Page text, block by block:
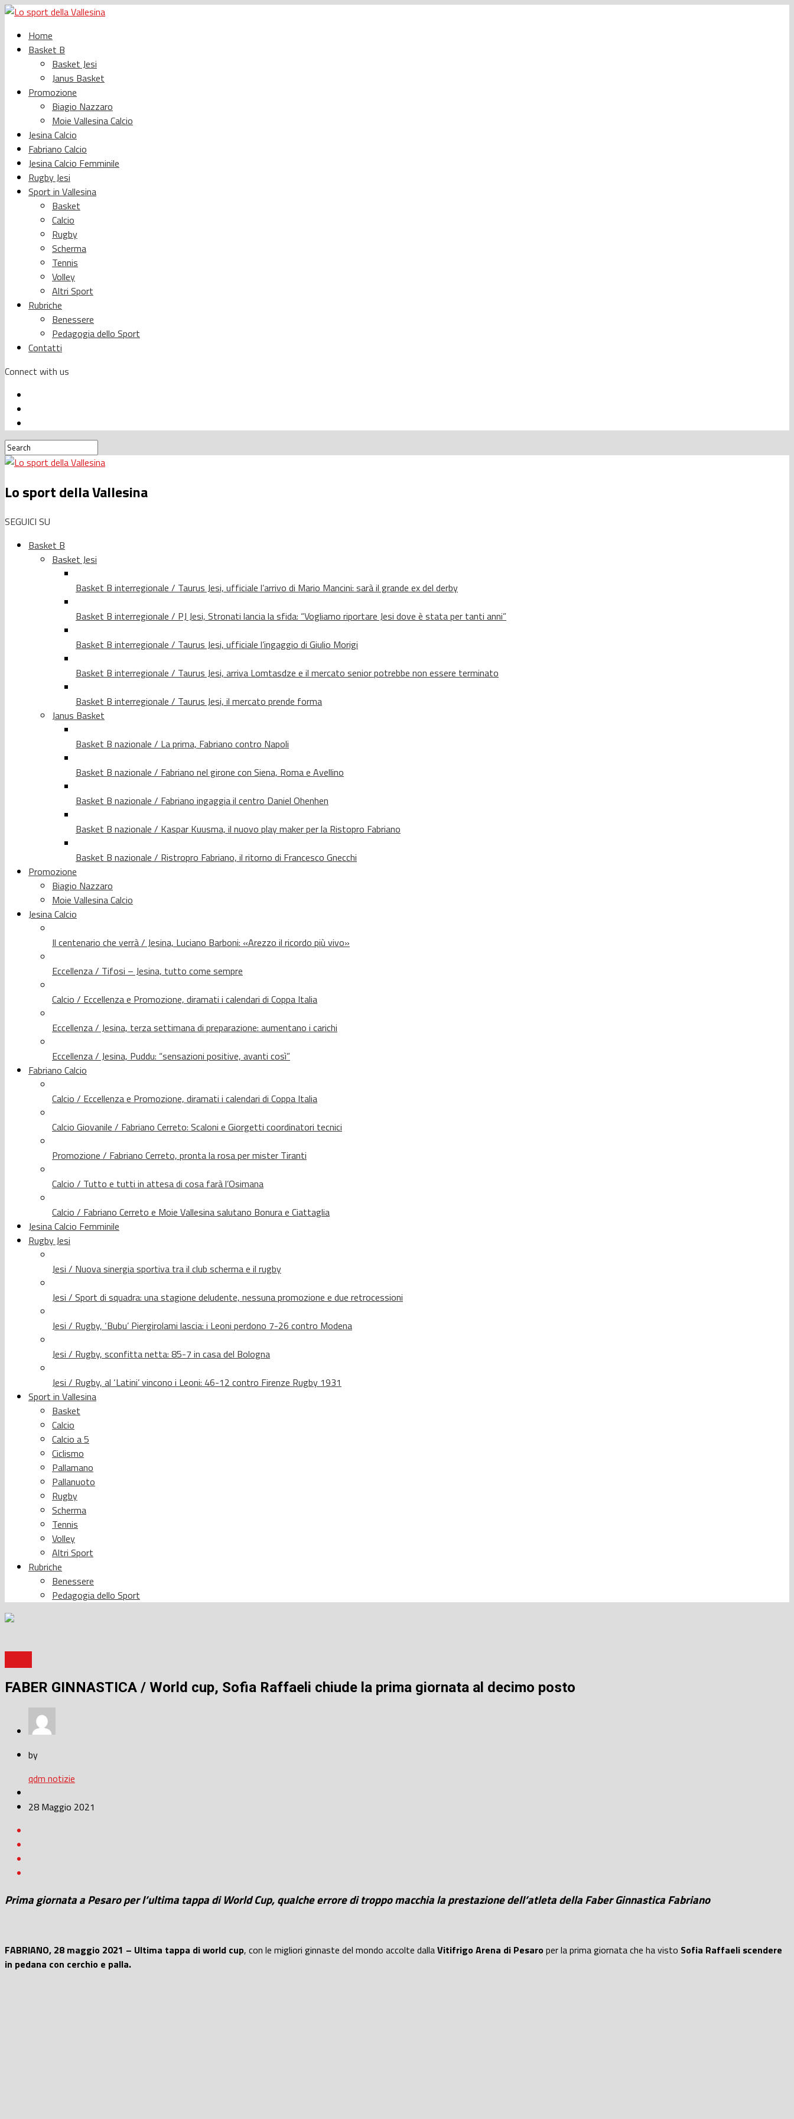
Home
Basket B
Basket Jesi
Janus Basket
Promozione
Biagio Nazzaro
Moie Vallesina Calcio
Jesina Calcio
Fabriano Calcio
Jesina Calcio Femminile
Rugby Jesi
Sport in Vallesina
Basket
Calcio
Rugby
Scherma
Tennis
Volley
Altri Sport
Rubriche
Benessere
Pedagogia dello Sport
Contatti
Connect with us
Lo sport della Vallesina
SEGUICI SU
Basket B
Basket Jesi
Basket B interregionale / Taurus Jesi, ufficiale l’arrivo di Mario Mancini: sarà il grande ex del derby
Basket B interregionale / PJ Jesi, Stronati lancia la sfida: “Vogliamo riportare Jesi dove è stata per tanti anni”
Basket B interregionale / Taurus Jesi, ufficiale l’ingaggio di Giulio Morigi
Basket B interregionale / Taurus Jesi, arriva Lomtasdze e il mercato senior potrebbe non essere terminato
Basket B interregionale / Taurus Jesi, il mercato prende forma
Janus Basket
Basket B nazionale / La prima, Fabriano contro Napoli
Basket B nazionale / Fabriano nel girone con Siena, Roma e Avellino
Basket B nazionale / Fabriano ingaggia il centro Daniel Ohenhen
Basket B nazionale / Kaspar Kuusma, il nuovo play maker per la Ristopro Fabriano
Basket B nazionale / Ristropro Fabriano, il ritorno di Francesco Gnecchi
Promozione
Biagio Nazzaro
Moie Vallesina Calcio
Jesina Calcio
Il centenario che verrà / Jesina, Luciano Barboni: «Arezzo il ricordo più vivo»
Eccellenza / Tifosi – Jesina, tutto come sempre
Calcio / Eccellenza e Promozione, diramati i calendari di Coppa Italia
Eccellenza / Jesina, terza settimana di preparazione: aumentano i carichi
Eccellenza / Jesina, Puddu: “sensazioni positive, avanti così”
Fabriano Calcio
Calcio / Eccellenza e Promozione, diramati i calendari di Coppa Italia
Calcio Giovanile / Fabriano Cerreto: Scaloni e Giorgetti coordinatori tecnici
Promozione / Fabriano Cerreto, pronta la rosa per mister Tiranti
Calcio / Tutto e tutti in attesa di cosa farà l’Osimana
Calcio / Fabriano Cerreto e Moie Vallesina salutano Bonura e Ciattaglia
Jesina Calcio Femminile
Rugby Jesi
Jesi / Nuova sinergia sportiva tra il club scherma e il rugby
Jesi / Sport di squadra: una stagione deludente, nessuna promozione e due retrocessioni
Jesi / Rugby, ‘Bubu’ Piergirolami lascia: i Leoni perdono 7-26 contro Modena
Jesi / Rugby, sconfitta netta: 85-7 in casa del Bologna
Jesi / Rugby, al ‘Latini’ vincono i Leoni: 46-12 contro Firenze Rugby 1931
Sport in Vallesina
Basket
Calcio
Calcio a 5
Ciclismo
Pallamano
Pallanuoto
Rugby
Scherma
Tennis
Volley
Altri Sport
Rubriche
Benessere
Pedagogia dello Sport
FABER GINNASTICA / World cup, Sofia Raffaeli chiude la prima giornata al decimo posto
by
qdm notizie
28 Maggio 2021
Prima giornata a Pesaro per l’ultima tappa di World Cup, qualche errore di troppo macchia la prestazione dell’atleta della Faber Ginnastica Fabriano
FABRIANO, 28 maggio 2021 – Ultima tappa di world cup, con le migliori ginnaste del mondo accolte dallaVitifrigo Arena di Pesaroper la prima giornata che ha visto Sofia Raffaeli scendere
in pedana con cerchio e palla.